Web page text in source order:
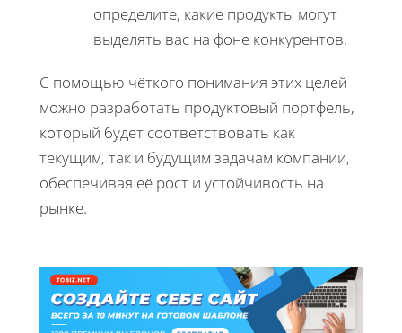
определите, какие продукты могут
выделять вас на фоне конкурентов.
С помощью чёткого понимания этих целей
можно разработать продуктовый портфель,
который будет соответствовать как
текущим, так и будущим задачам компании,
обеспечивая её рост и устойчивость на
рынке.